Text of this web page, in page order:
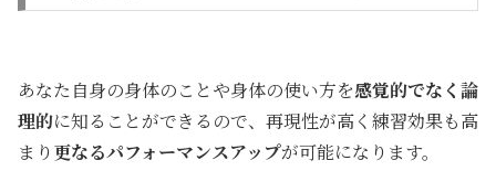
あなた自身の身体のことや身体の使い方を感覚的でなく論
理的に知ることができるので、再現性が高く練習効果も高
まり 更なるパフォーマンスアップが可能になります。